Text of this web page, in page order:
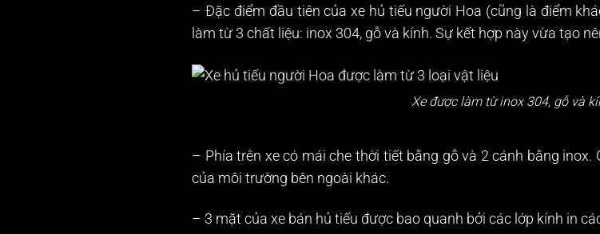
– Đặc điểm đầu tiên của xe hủ tiếu người Hoa (cũng là điểm
làm từ 3 chất liệu: inox 304, gỗ và kính. Sự kết hợp này vừa tạo
Xe được làm từ inox 304, gỗ và
– Phía trên xe có mái che thời tiết bằng gỗ và 2 cánh bằng
của môi trường bên ngoài khác.
– 3 mặt của xe bán hủ tiếu được bao quanh bởi các lớp kính in